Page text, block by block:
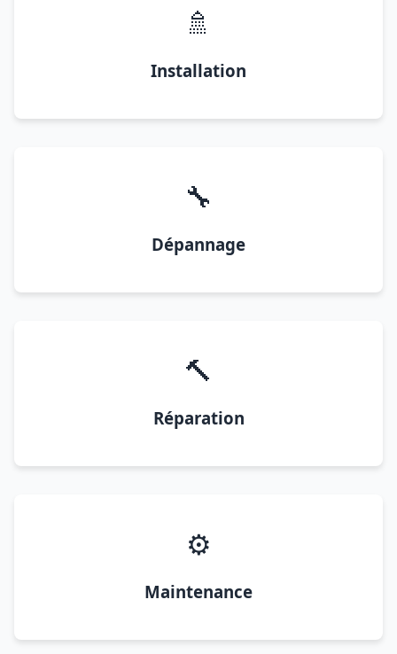
🚿
Installation
🔧
Dépannage
🔨
Réparation
⚙️
Maintenance